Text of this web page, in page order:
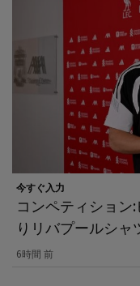
今すぐ入力
コンペティション
りリバプールシャ
6時間 前